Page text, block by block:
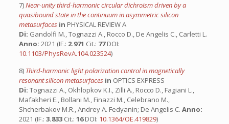
7)Near-unity third-harmonic circular dichroism driven by a
quasibound state in the continuum in asymmetric silicon
metasurfaces in PHYSICAL REVIEW A
Di: Gandolfi M., Tognazzi A., Rocco D., De Angelis C., Carletti L.
Anno: 2021 (IF.: 2.971 Cit.: 77DOI:
10.1103/PhysRevA.104.023524)
8) Third-harmonic light polarization control in magnetically
resonant silicon metasurfaces in OPTICS EXPRESS
Di: Tognazzi A., Okhlopkov K.I., Zilli A., Rocco D., Fagiani L.,
Mafakheri E., Bollani M., Finazzi M., Celebrano M.,
Shcherbakov M.R., Andrey A. Fedyanin; De Angelis C. Anno:
2021 (IF.: 3.833 Cit.: 16DOI: 10.1364/OE.419829)